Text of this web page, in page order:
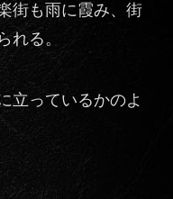
街も雨に霞み、街
れる。
立っているかのよ